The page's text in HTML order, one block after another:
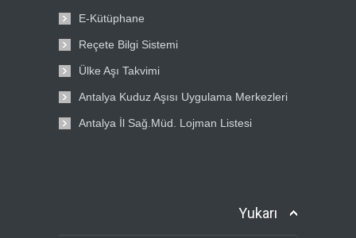
E-Kütüphane
Reçete Bilgi Sistemi
Ülke Aşı Takvimi
Antalya Kuduz Aşısı Uygulama Merkezleri
Antalya İl Sağ.Müd. Lojman Listesi
Yukarı